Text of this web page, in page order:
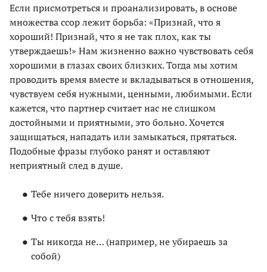
Если присмотреться и проанализировать, в основе
множества ссор лежит борьба: «Признай, что я
хороший! Признай, что я не так плох, как ты
утверждаешь!» Нам жизненно важно чувствовать себя
хорошими в глазах своих близких. Тогда мы хотим
проводить время вместе и вкладываться в отношения,
чувствуем себя нужными, ценными, любимыми. Если
кажется, что партнер считает нас не слишком
достойными и приятными, это больно. Хочется
защищаться, нападать или замыкаться, прятаться.
Подобные фразы глубоко ранят и оставляют
неприятный след в душе.
Тебе ничего доверить нельзя.
Что с тебя взять!
Ты никогда не… (например, не убираешь за
собой)